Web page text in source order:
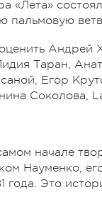
«Лета»
пальмовую
Таран,
Егор
Соколова,
начале
Науменко,
года. Это